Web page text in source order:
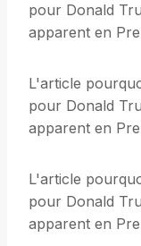
pour Donald
apparent en
L'article
pour Donald
apparent en
L'article
pour Donald
apparent en